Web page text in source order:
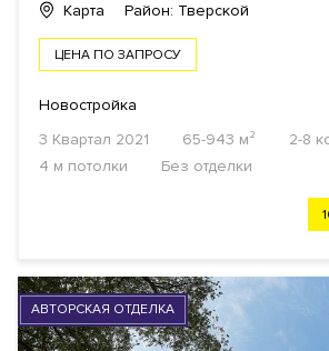
Карта
Район: Тверской
ЦЕНА ПО ЗАПРОСУ
Новостройка
3 Квартал 2021
65-943 м²
2-8
4 м потолки
Без отделки
АВТОРСКАЯ ОТДЕЛКА